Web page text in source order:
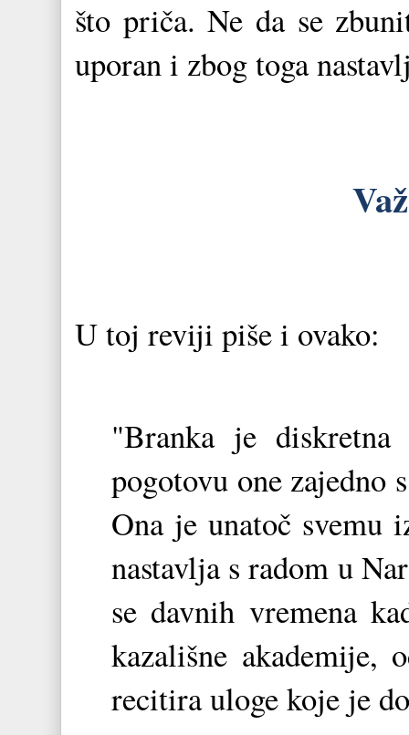
što priča. Ne da se
uporan i zbog toga
U toj reviji piše i ovako:
"Branka je
pogotovu one
Ona je unatoč svemu
nastavlja s radom u
se davnih vremena
kazališne akademije,
recitira uloge koje je